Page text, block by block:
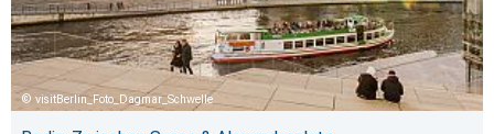
visitBerlin_Foto_Dagmar_Schwelle